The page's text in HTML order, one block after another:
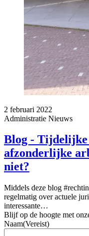
2 februari 2022
Administratie Nieuws
Blog -
afzonderlijke
niet?
Middels deze blog
regelmatig over actuele
interessante…
Blijf op de hoogte met
Naam(Vereist)